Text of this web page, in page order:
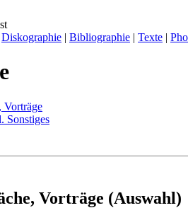
Diskographie | Bibliographie | Texte |
Vorträge
Sonstiges
Vorträge (Auswahl)